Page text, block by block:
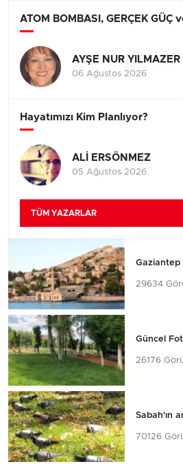
ATOM BOMBASI, GERÇEK GÜÇ
AYŞE NUR YILMAZER
06 Ağustos 2026
Hayatımızı Kim Planlıyor?
ALİ ERSÖNMEZ
05 Ağustos 2026
TÜM YAZARLAR
Gaziantep
29634
Güncel
26176
Sabah'ın
70126